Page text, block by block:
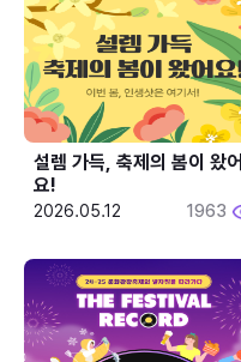
설렘 가득, 축제의 봄이 왔어
요!
2026.05.12 1963